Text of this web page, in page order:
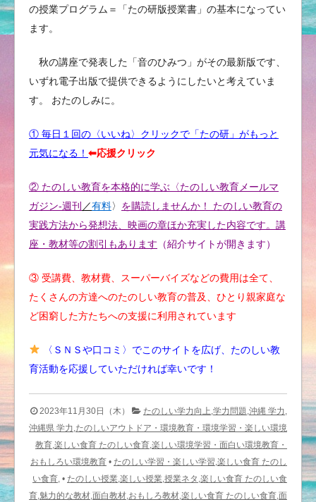
の授業プログラム＝「たの研版授業書」の基本になってい
ます。
秋の講座で発表した「音のひみつ」がその最新版です、
いずれ電子出版で提供できるようにしたいと考えていま
す。 おたのしみに。
① 毎日１回の〈いいね〉クリックで「たの研」がもっと
元気になる！ ⬅︎応援クリック
② たのしい教育を本格的に学ぶ〈たのしい教育メールマ
ガジン-週刊 ／有料〉 を購読しませんか！ たのしい教育の
実践方法から発想法、映画の章ほか充実した内容です。講
座・教材等の割引もあります （紹介サイトが開きます）
③ 受講費、教材費、スーパーバイズなどの費用は全て、
たくさんの方達へのたのしい教育の普及、ひとり親家庭な
ど困窮した方たちへの支援に利用されています
〈ＳＮＳや口コミ〉でこのサイトを広げ、たのしい教
育活動を応援していただければ幸いです！
2023年11月30日（木）
たのしい学力向上,学力問題,沖縄 学力,
沖縄県 学力,たのしいアウトドア・環境教育・環境学習・楽しい環境
教育,楽しい食育 たのしい食育,楽しい環境学習・面白い環境教育・
おもしろい環境教育 • たのしい学習・楽しい学習,楽しい食育 たのし
い食育, • たのしい授業,楽しい授業,授業ネタ,楽しい食育 たのしい食
育,魅力的な教材,面白教材,おもしろ教材,楽しい食育 たのしい食育,面